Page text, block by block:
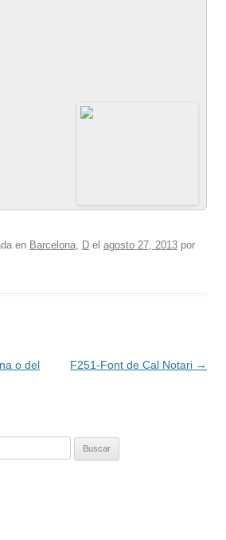
en Barcelona, D el agosto 27, 2013 por
o del
F251-Font de Cal Notari →